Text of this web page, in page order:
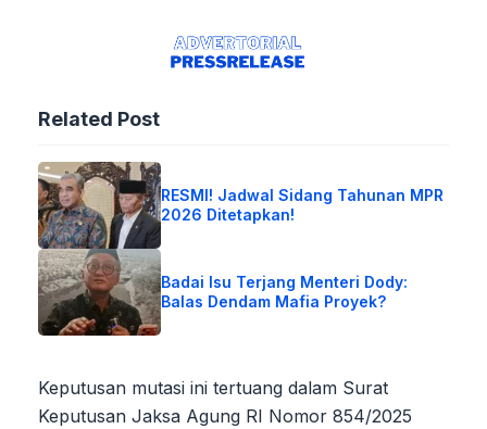
Related Post
RESMI! Jadwal Sidang Tahunan MPR
2026 Ditetapkan!
Badai Isu Terjang Menteri Dody:
Balas Dendam Mafia Proyek?
Keputusan mutasi ini tertuang dalam Surat
Keputusan Jaksa Agung RI Nomor 854/2025